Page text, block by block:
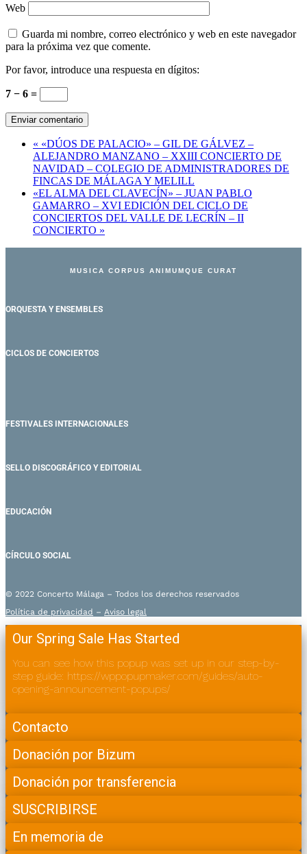
Web
Guarda mi nombre, correo electrónico y web en este navegador
para la próxima vez que comente.
Por favor, introduce una respuesta en dígitos:
7 − 6 =
« «DÚOS DE PALACIO» – GIL DE GÁLVEZ –
ALEJANDRO MANZANO – XXIII CONCIERTO DE
NAVIDAD – COLEGIO DE ADMINISTRADORES DE
FINCAS DE MÁLAGA Y MELILL
«EL ALMA DEL CLAVECÍN» – JUAN PABLO
GAMARRO – XVI EDICIÓN DEL CICLO DE
CONCIERTOS DEL VALLE DE LECRÍN – II
CONCIERTO »
MUSICA CORPUS ANIMUMQUE CURAT
ORQUESTA Y ENSEMBLES
CICLOS DE CONCIERTOS
FESTIVALES INTERNACIONALES
SELLO DISCOGRÁFICO Y EDITORIAL
EDUCACIÓN
CÍRCULO SOCIAL
© 2022 Concerto Málaga – Todos los derechos reservados
Política de privacidad – Aviso legal
Our Spring Sale Has Started
You can see how this popup was set up in our step-by-
step guide: https://wppopupmaker.com/guides/auto-
opening-announcement-popups/
Contacto
Donación por Bizum
Donación por transferencia
SUSCRIBIRSE
En memoria de